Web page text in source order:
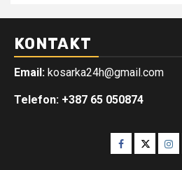
KONTAKT
Email: kosarka24h@gmail.com
Telefon: +387 65 050874
Facebook
Twitter